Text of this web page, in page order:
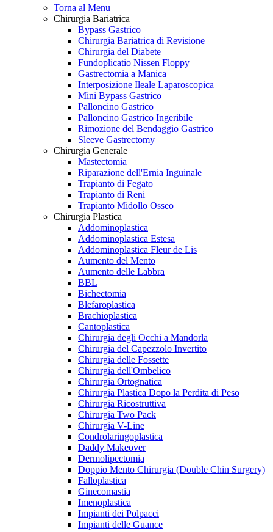
Torna al Menu
Chirurgia Bariatrica
Bypass Gastrico
Chirurgia Bariatrica di Revisione
Chirurgia del Diabete
Fundoplicatio Nissen Floppy
Gastrectomia a Manica
Interposizione Ileale Laparoscopica
Mini Bypass Gastrico
Palloncino Gastrico
Palloncino Gastrico Ingeribile
Rimozione del Bendaggio Gastrico
Sleeve Gastrectomy
Chirurgia Generale
Mastectomia
Riparazione dell'Ernia Inguinale
Trapianto di Fegato
Trapianto di Reni
Trapianto Midollo Osseo
Chirurgia Plastica
Addominoplastica
Addominoplastica Estesa
Addominoplastica Fleur de Lis
Aumento del Mento
Aumento delle Labbra
BBL
Bichectomia
Blefaroplastica
Brachioplastica
Cantoplastica
Chirurgia degli Occhi a Mandorla
Chirurgia del Capezzolo Invertito
Chirurgia delle Fossette
Chirurgia dell'Ombelico
Chirurgia Ortognatica
Chirurgia Plastica Dopo la Perdita di Peso
Chirurgia Ricostruttiva
Chirurgia Two Pack
Chirurgia V-Line
Condrolaringoplastica
Daddy Makeover
Dermolipectomia
Doppio Mento Chirurgia (Double Chin Surgery)
Falloplastica
Ginecomastia
Imenoplastica
Impianti dei Polpacci
Impianti delle Guance